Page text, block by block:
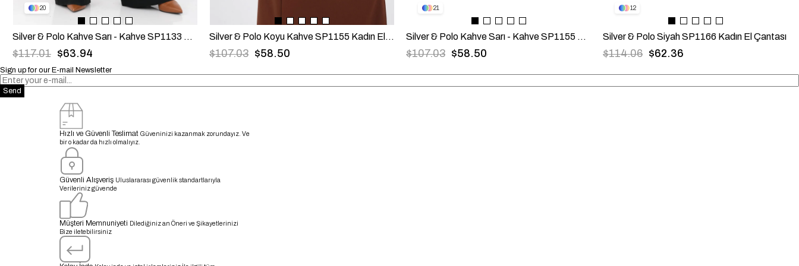
20
Silver & Polo Kahve Sarı - Kahve SP1133 Kadın El Çantası
$63.94
$117.01
Silver & Polo Koyu Kahve SP1155 Kadın El Çantası
$58.50
$107.03
21
Silver & Polo Kahve Sarı - Kahve SP1155 Kadın El Çantası
$58.50
$107.03
12
Silver & Polo Siyah SP1166 Kadın El Çantası
$62.36
$114.06
Sign up for our E-mail Newsletter
Send
Hızlı ve Güvenli Teslimat Güveninizi kazanmak zorundayız. Ve
bir o kadar da hızlı olmalıyız.
Güvenli Alışveriş Uluslararası güvenlik standartlarıyla
Verileriniz güvende
Müşteri Memnuniyeti Dilediğiniz an Öneri ve Şikayetlerinizi
Bize iletebilirsiniz